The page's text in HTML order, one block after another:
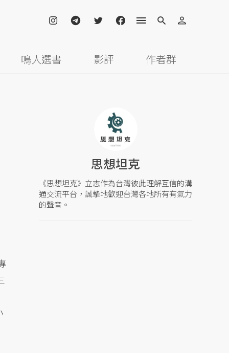
鳴人選書 影評 作者群
思想坦克
《思想坦克》立志作為台灣彼此理解互信的溝
通交流平台，誠摯地歡迎台灣各地所有有氣力
的聲音。